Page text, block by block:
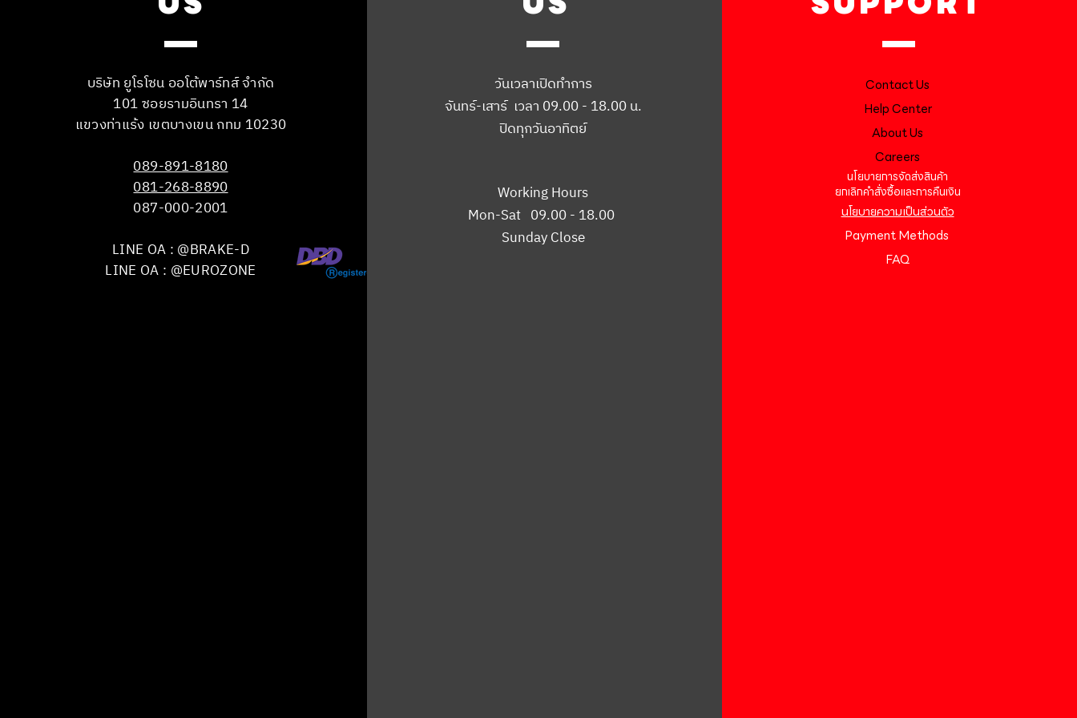
บริษัท ยูโรโซน ออโต้พาร์ทส์ จำกัด
101 ซอยรามอินทรา 14
แขวงท่าแร้ง เขตบางเขน กทม 10230
089-891-8180
081-268-8890
087-000-2001
LINE OA : @BRAKE-D
LINE OA : @EUROZONE
วันเวลาเปิดทำการ
จันทร์-เสาร์ เวลา 09.00 - 18.00 น.
ปิดทุกวันอาทิตย์
Working Hours
Mon-Sat 09.00 - 18.00
Sunday Close
Contact Us
Help Center
About Us
Careers
นโยบายการจัดส่งสินค้า
ยกเลิกคำสั่งซื้อและการคืนเงิน
นโยบายความเป็นส่วนตัว
Payment Methods
FAQ